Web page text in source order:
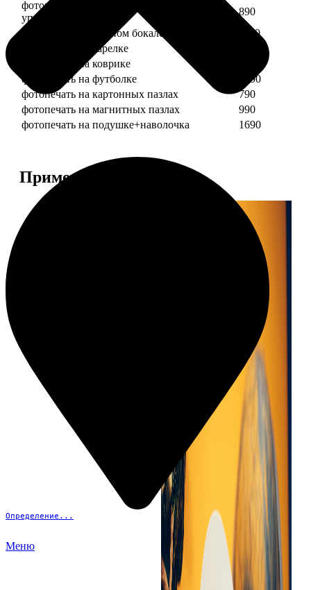
Определение...
Меню
фотопечать на кружке + подарочная
упаковка
890
фотопечать на пивном бокале
1190
фотопечать на тарелке
фотопечать на коврике
фотопечать на футболке
1490
фотопечать на картонных пазлах
790
фотопечать на магнитных пазлах
990
фотопечать на подушке+наволочка
1690
Примеры работ